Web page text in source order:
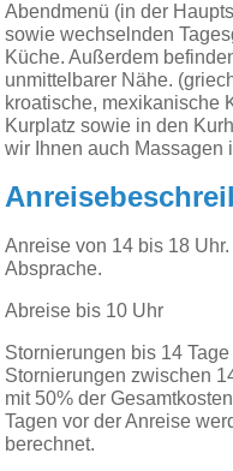
Abendmenü (in der
sowie wechselnden
Küche. Außerdem
unmittelbarer Nähe.
kroatische, mexikanische
Kurplatz sowie in den
wir Ihnen auch Massagen
Anreise von 14 bis 18
Absprache.
Abreise bis 10 Uhr
Stornierungen bis 14
Stornierungen zwischen
mit 50% der
Tagen vor der Anreise
berechnet.